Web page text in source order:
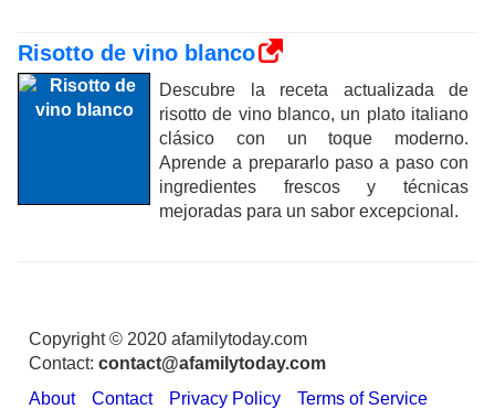
Risotto de vino blanco
Descubre la receta actualizada de
risotto de vino blanco, un plato italiano
clásico con un toque moderno.
Aprende a prepararlo paso a paso con
ingredientes frescos y técnicas
mejoradas para un sabor excepcional.
Copyright © 2020 afamilytoday.com
Contact: contact@afamilytoday.com
About
Contact Privacy Policy Terms of Service